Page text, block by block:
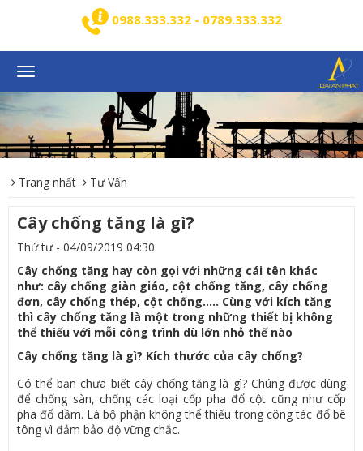
0988.333.332 - 0789.333.332
Toggle
navigation
Trang nhất Tư Vấn
Cây chống tăng là gì?
Thứ tư - 04/09/2019 04:30
Cây chống tăng hay còn gọi với những cái tên khác
như: cây chống giàn giáo, cột chống tăng, cây chống
đơn, cây chống thép, cột chống….. Cùng với kích tăng
thì cây chống tăng là một trong những thiết bị không
thể thiếu với mỗi công trình dù lớn nhỏ thế nào
Cây chống tăng là gì? Kích thước của cây chống?
Có thể bạn chưa biết cây chống tăng là gì? Chúng được dùng
để chống sàn, chống các loại cốp pha đổ cột cũng như cốp
pha đổ dầm. Là bộ phận không thể thiếu trong công tác đổ bê
tông vì đảm bảo độ vững chắc.